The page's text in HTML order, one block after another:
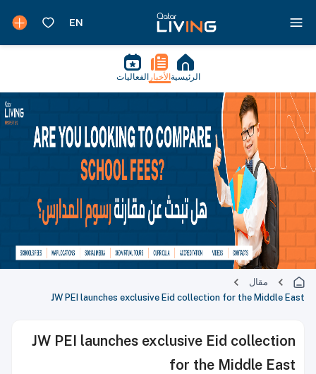
الرئيسية الأخبار الفعاليات
مقال
JW PEI launches exclusive Eid collection for the Middle East
JW PEI launches exclusive Eid collection
for the Middle East